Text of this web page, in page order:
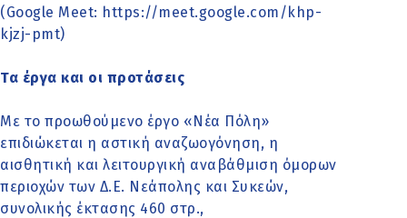
(Google Meet: https://meet.google.com/khp-
kjzj-pmt)
Τα έργα και οι προτάσεις
Με το προωθούμενο έργο «Νέα Πόλη»
επιδιώκεται η αστική αναζωογόνηση, η
αισθητική και λειτουργική αναβάθμιση όμορων
περιοχών των Δ.Ε. Νεάπολης και Συκεών,
συνολικής έκτασης 460 στρ.,